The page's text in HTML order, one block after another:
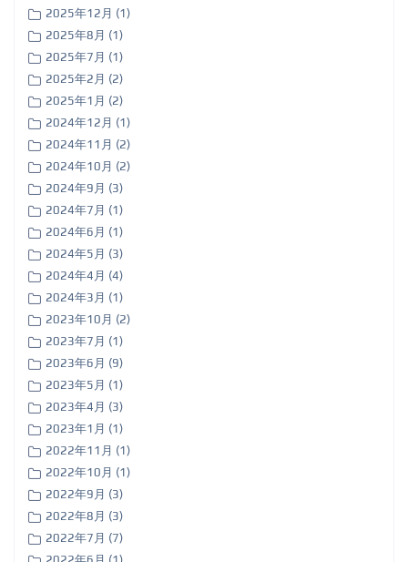
2025年12月 (1)
2025年8月 (1)
2025年7月 (1)
2025年2月 (2)
2025年1月 (2)
2024年12月 (1)
2024年11月 (2)
2024年10月 (2)
2024年9月 (3)
2024年7月 (1)
2024年6月 (1)
2024年5月 (3)
2024年4月 (4)
2024年3月 (1)
2023年10月 (2)
2023年7月 (1)
2023年6月 (9)
2023年5月 (1)
2023年4月 (3)
2023年1月 (1)
2022年11月 (1)
2022年10月 (1)
2022年9月 (3)
2022年8月 (3)
2022年7月 (7)